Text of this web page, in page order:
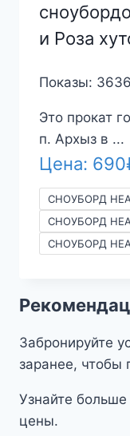
и Роза
Показы:
Это прокат
п. Архыз в ...
Цена: 690
СНОУБОРД
СНОУБОРД
СНОУБОРД
Забронируйте
заранее, чтобы
Узнайте
цены.